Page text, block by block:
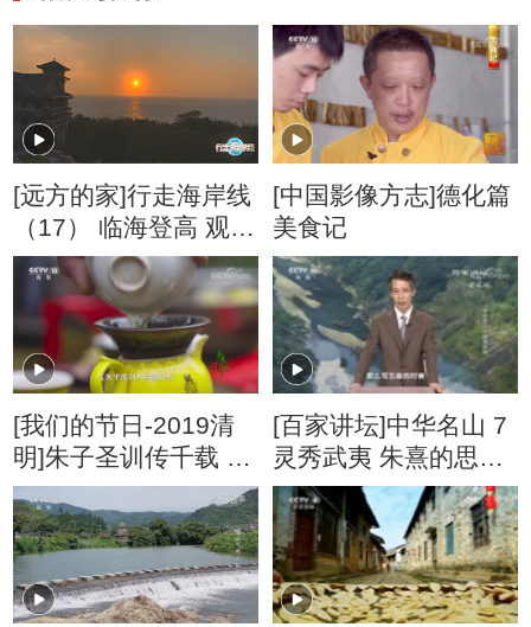
[远方的家]行走海岸线
（17） 临海登高 观西
海日落
[中国影像方志]德化篇
美食记
[我们的节日-2019清
明]朱子圣训传千载 诗
书如茶苦后甜
[百家讲坛]中华名山 7
灵秀武夷 朱熹的思想
体系